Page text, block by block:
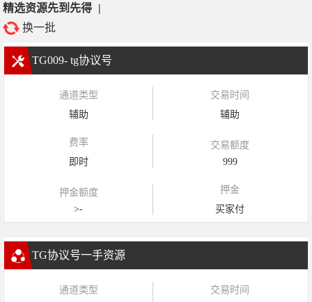
精选资源先到先得 |
换一批
TG009- tg协议号
通道类型
辅助
交易时间
辅助
费率
即时
交易额度
999
押金额度
>-
押金
买家付
TG协议号一手资源
通道类型
交易时间